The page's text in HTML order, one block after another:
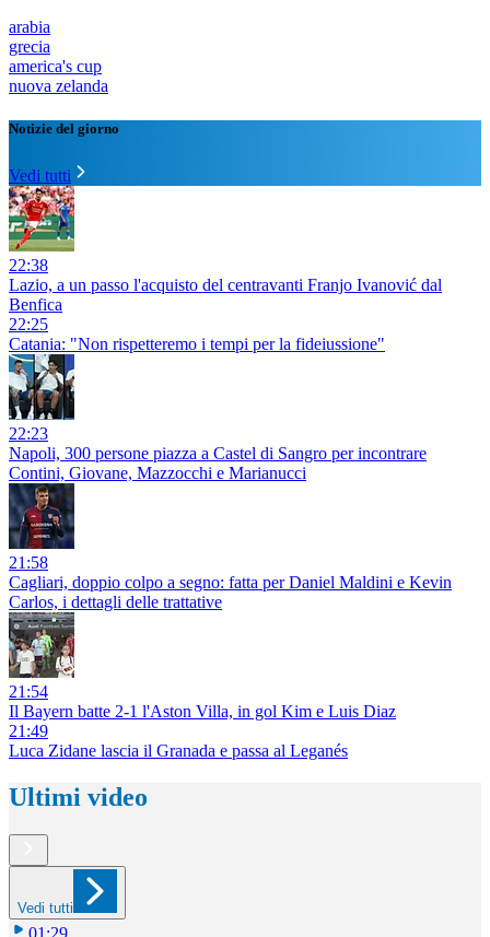
arabia
grecia
america's cup
nuova zelanda
Notizie del giorno
Vedi tutti
22:38
Lazio, a un passo l'acquisto del centravanti Franjo Ivanović dal
Benfica
22:25
Catania: "Non rispetteremo i tempi per la fideiussione"
22:23
Napoli, 300 persone piazza a Castel di Sangro per incontrare
Contini, Giovane, Mazzocchi e Marianucci
21:58
Cagliari, doppio colpo a segno: fatta per Daniel Maldini e Kevin
Carlos, i dettagli delle trattative
21:54
Il Bayern batte 2-1 l'Aston Villa, in gol Kim e Luis Diaz
21:49
Luca Zidane lascia il Granada e passa al Leganés
Ultimi video
Vedi tutti